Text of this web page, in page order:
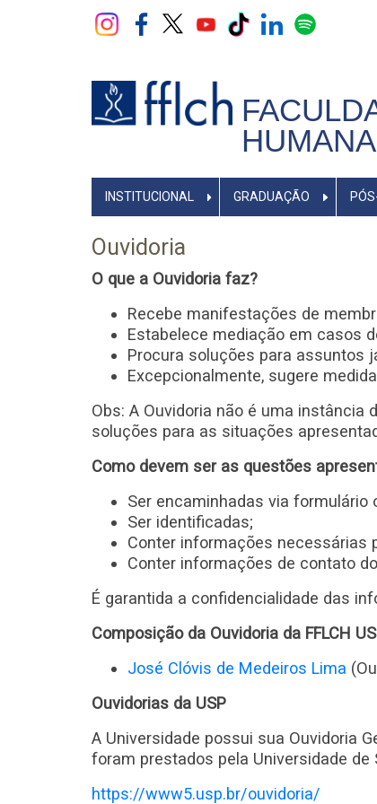
NAVEGADOR
PRINCIPAL
INSTITUCIONAL GRADUAÇÃO
Ouvidoria
O que a Ouvidoria faz?
Recebe manifestações de
Estabelece mediação em casos
Procura soluções para assuntos
Excepcionalmente, sugere
Obs: A Ouvidoria não é uma instância
soluções para as situações
Como devem ser as questões
Ser encaminhadas via formulário
Ser identificadas;
Conter informações necessárias
Conter informações de contato
É garantida a confidencialidade das
Composição da Ouvidoria da FFLCH
José Clóvis de Medeiros Lima
Ouvidorias da USP
A Universidade possui sua Ouvidoria
foram prestados pela Universidade de
https://www5.usp.br/ouvidoria/